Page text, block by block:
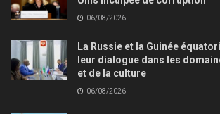
06/08/2026
La Russie et la Guinée
leur dialogue dans les
et de la culture
06/08/2026